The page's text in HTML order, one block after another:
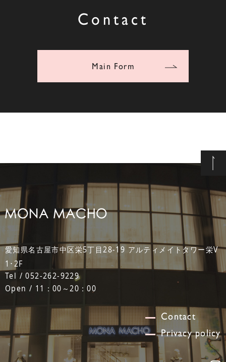
Contact
Main Form
愛知県名古屋市中区栄5丁目28-19 アルティメイトタワー栄V
1･2F
Tel / 052-262-9229
Open / 11：00～20：00
Contact
Privacy policy